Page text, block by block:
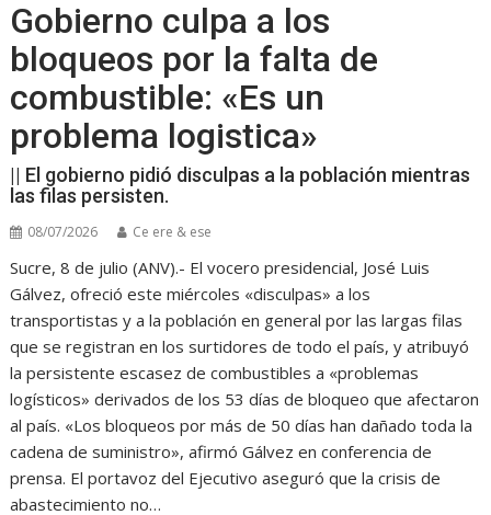
Gobierno culpa a los
bloqueos por la falta de
combustible: «Es un
problema logistica»
|| El gobierno pidió disculpas a la población mientras
las filas persisten.
08/07/2026 Ce ere & ese
Sucre, 8 de julio (ANV).- El vocero presidencial, José Luis
Gálvez, ofreció este miércoles «disculpas» a los
transportistas y a la población en general por las largas filas
que se registran en los surtidores de todo el país, y atribuyó
la persistente escasez de combustibles a «problemas
logísticos» derivados de los 53 días de bloqueo que afectaron
al país. «Los bloqueos por más de 50 días han dañado toda la
cadena de suministro», afirmó Gálvez en conferencia de
prensa. El portavoz del Ejecutivo aseguró que la crisis de
abastecimiento no…